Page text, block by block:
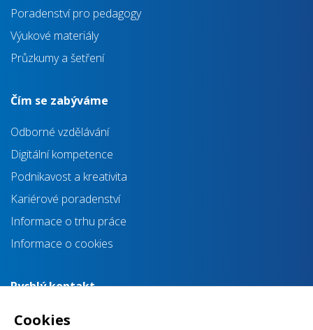
Poradenství pro pedagogy
Výukové materiály
Průzkumy a šetření
Čím se zabýváme
Odborné vzdělávání
Digitální kompetence
Podnikavost a kreativita
Kariérové poradenství
Informace o trhu práce
Informace o cookies
Rychlý kontakt
info@impulsprokarieru.cz
Cookies